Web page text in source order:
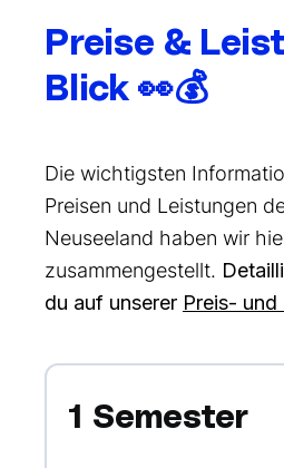
Preise &
Blick 👀💰
Die wichtigsten
Preisen und Leistungen
Neuseeland haben wir
zusammengestellt.
du auf unserer Preis-
1 Semester